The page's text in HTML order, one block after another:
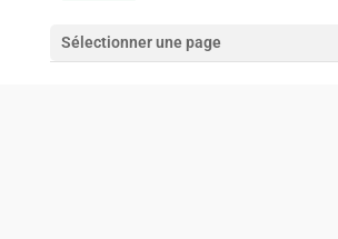
Sélectionner une page